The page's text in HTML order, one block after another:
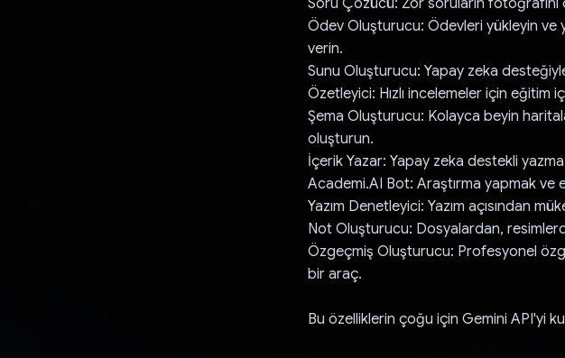
Ödev Oluşturucu: Ödevleri yükleyin ve
verin.
Sunu Oluşturucu: Yapay zeka
Özetleyici: Hızlı incelemeler için eğitim
Şema Oluşturucu: Kolayca beyin
oluşturun.
İçerik Yazar: Yapay zeka destekli yazma
Academi.AI Bot: Araştırma yapmak ve
Yazım Denetleyici: Yazım açısından
Not Oluşturucu: Dosyalardan,
Özgeçmiş Oluşturucu: Profesyonel
bir araç.
Bu özelliklerin çoğu için Gemini API'yi